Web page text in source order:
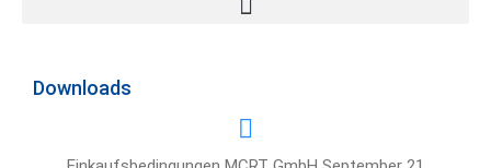
Downloads